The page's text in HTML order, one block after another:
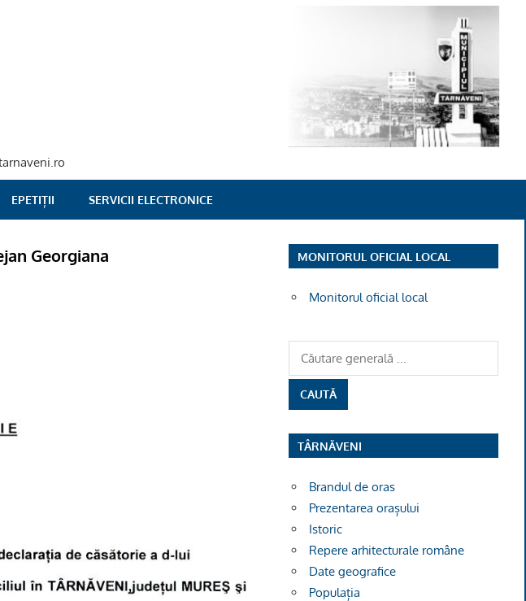
EPETIȚII SERVICII ELECTRONICE
Georgiana MONITORUL OFICIAL LOCAL
Monitorul oficial local
TÂRNĂVENI
Brandul de oras
Prezentarea orașului
Istoric
Repere arhitecturale române
Date geografice
Populația